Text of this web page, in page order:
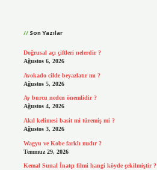
Son Yazılar
Doğrusal açı çiftleri nelerdir ?
Ağustos 6, 2026
Avokado cilde beyazlatır mı ?
Ağustos 5, 2026
Ay burcu neden önemlidir ?
Ağustos 4, 2026
Akıl kelimesi basit mi türemiş mi ?
Ağustos 3, 2026
Wagyu ve Kobe farklı mıdır ?
Temmuz 29, 2026
Kemal Sunal İnatçı filmi hangi köyde çekilmiştir ?